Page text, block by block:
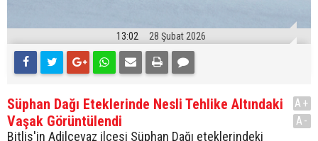
13:02 28 Şubat 2026
Süphan Dağı Eteklerinde Nesli Tehlike Altındaki
Vaşak Görüntülendi
Bitlis'in Adilcevaz ilçesi Süphan Dağı eteklerindeki
A+
A-